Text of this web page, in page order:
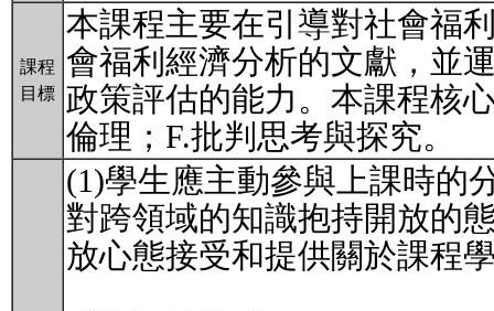
課程
目標
本課程主要在引導對社會福
會福利經濟分析的文獻，並
政策評估的能力。本課程核
倫理；F.批判思考與探究。
(1)學生應主動參與上課時的
對跨領域的知識抱持開放的
放心態接受和提供關於課程